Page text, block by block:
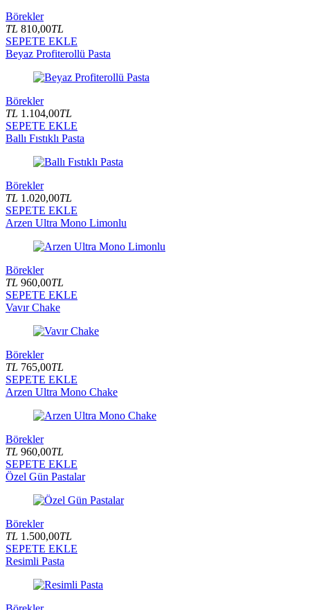
Börekler
TL 810,00TL
SEPETE EKLE
Beyaz Profiterollü Pasta
Börekler
TL 1.104,00TL
SEPETE EKLE
Ballı Fıstıklı Pasta
Börekler
TL 1.020,00TL
SEPETE EKLE
Arzen Ultra Mono Limonlu
Börekler
TL 960,00TL
SEPETE EKLE
Vavır Chake
Börekler
TL 765,00TL
SEPETE EKLE
Arzen Ultra Mono Chake
Börekler
TL 960,00TL
SEPETE EKLE
Özel Gün Pastalar
Börekler
TL 1.500,00TL
SEPETE EKLE
Resimli Pasta